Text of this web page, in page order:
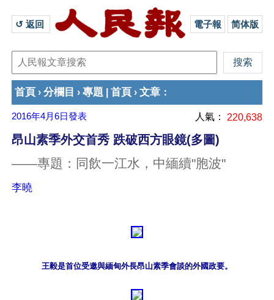
↺ 返回 電子報 简体版
首頁 › 分欄目 › 專題 首頁 › 文章 ：
2016年4月6日發表 人氣： 220,638
昂山素季外交首秀 跌破西方眼鏡(多圖)
——專題：同飲一江水，中緬續"胞波"
李曉
王毅是首位受邀與緬甸外長昂山素季會談的外國政要。